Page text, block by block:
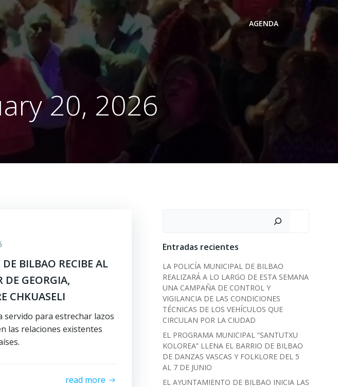
AGENDA
20, 2026
DE BILBAO RECIBE AL
DE GEORGIA,
CHKUASELI
servido para estrechar lazos
las relaciones existentes
read more
Entradas recientes
LA POLICÍA MUNICIPAL DE BILBAO
REALIZARÁ A LO LARGO DE ESTA SEMANA
UNA CAMPAÑA DE CONTROL Y
VIGILANCIA DE LAS CONDICIONES
TÉCNICAS DE LOS VEHÍCULOS QUE
CIRCULAN POR LA CIUDAD
EL PROGRAMA MUNICIPAL “SANTUTXU
KOLOREA” LLENA EL BARRIO DE BILBAO
DE DANZAS VASCAS Y FOLKLORE DEL 5
AL 7 DE JUNIO
EL AYUNTAMIENTO DE BILBAO INICIA LAS